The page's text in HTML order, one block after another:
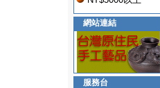
網站連結
服務台